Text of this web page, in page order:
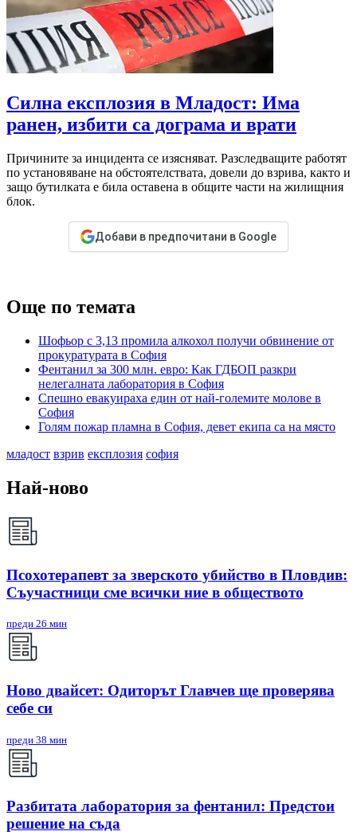
Силна експлозия в Младост: Има
ранен, избити са дограма и врати
Причините за инцидента се изясняват. Разследващите работят
по установяване на обстоятелствата, довели до взрива, както и
защо бутилката е била оставена в общите части на жилищния
блок.
Добави в предпочитани в Google
Още по темата
Шофьор с 3,13 промила алкохол получи обвинение от
прокуратурата в София
Фентанил за 300 млн. евро: Как ГДБОП разкри
нелегалната лаборатория в София
Спешно евакуираха един от най-големите молове в
София
Голям пожар пламна в София, девет екипа са на място
младост взрив експлозия софия
Най-ново
Псохотерапевт за зверското убийство в Пловдив:
Съучастници сме всички ние в обществото
преди 26 мин
Ново двайсет: Одиторът Главчев ще проверява
себе си
преди 38 мин
Разбитата лаборатория за фентанил: Предстои
решение на съда